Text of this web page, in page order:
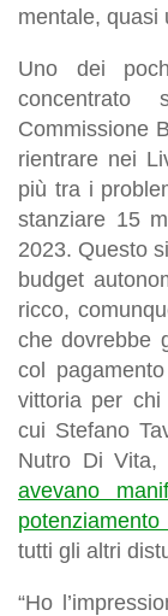
mentale, quasi
Uno dei
Commissione
rientrare nei
più tra i
stanziare 15
2023. Questo
budget
ricco,
che dovrebbe
col
vittoria per chi
cui Stefano
Nutro Di
avevano
tutti gli altri
“Ho